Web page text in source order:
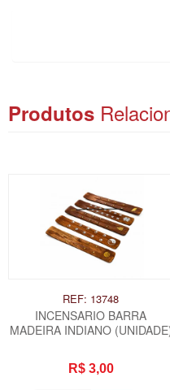
Produtos
REF: 13748
INCENSARIO BARRA
MADEIRA INDIANO
R$ 3,00